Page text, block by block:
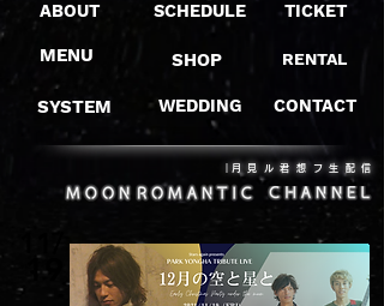
ABOUT
MENU
SYSTEM
SCHEDULE
SHOP
WEDDING
TICKET
RENTAL
CONTACT
​｜月見ル君想フ生配信
19